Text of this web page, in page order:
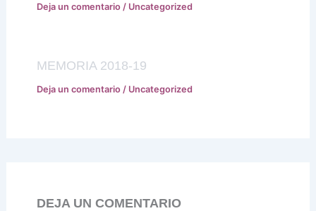
Deja un comentario / Uncategorized
MEMORIA 2018-19
Deja un comentario / Uncategorized
DEJA UN COMENTARIO